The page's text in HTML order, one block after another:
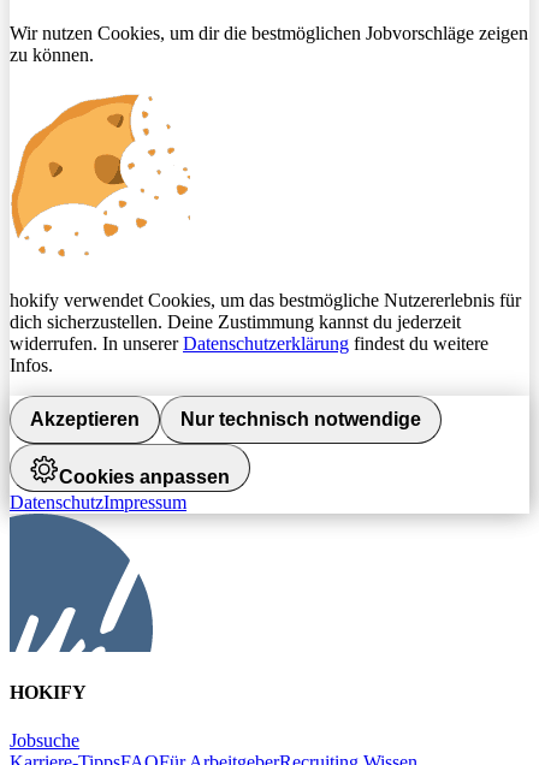
Wir nutzen Cookies, um dir die bestmöglichen Jobvorschläge zeigen
zu können.
hokify verwendet Cookies, um das bestmögliche Nutzererlebnis für
dich sicherzustellen. Deine Zustimmung kannst du jederzeit
widerrufen. In unsererDatenschutzerklärung findest du weitere
Infos.
Akzeptieren Nur technisch notwendige
Cookies anpassen
DatenschutzImpressum
HOKIFY
Jobsuche